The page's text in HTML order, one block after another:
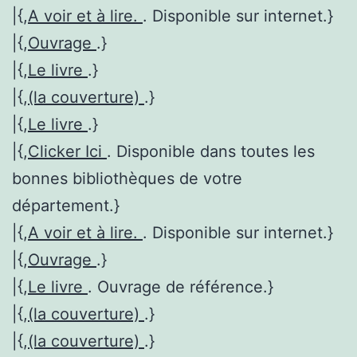
|{,A voir et à lire. . Disponible sur internet.}
|{,Ouvrage .}
|{,Le livre .}
|{,(la couverture) .}
|{,Le livre .}
|{,Clicker Ici . Disponible dans toutes les
bonnes bibliothèques de votre
département.}
|{,A voir et à lire. . Disponible sur internet.}
|{,Ouvrage .}
|{,Le livre . Ouvrage de référence.}
|{,(la couverture) .}
|{,(la couverture) .}